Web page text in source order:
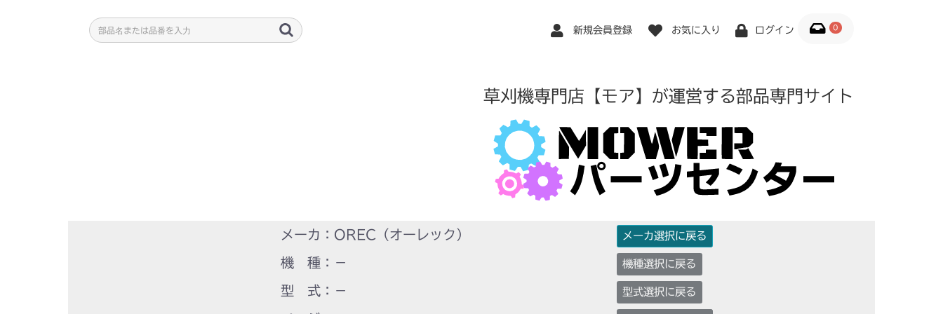
新規会員登録 お気に入り ログイン 0
草刈機専門店【モア】が運営する部品専門サイト
メーカ：OREC（オーレック）
機 種：－
型 式：－
メーカ選択に戻る
機種選択に戻る
型式選択に戻る